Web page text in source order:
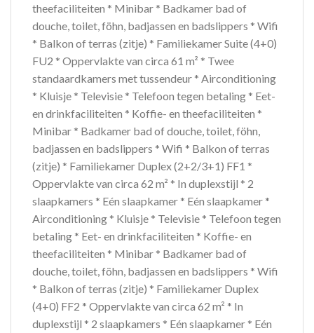
theefaciliteiten * Minibar * Badkamer bad of
douche, toilet, föhn, badjassen en badslippers * Wifi
* Balkon of terras (zitje) * Familiekamer Suite (4+0)
FU2 * Oppervlakte van circa 61 m² * Twee
standaardkamers met tussendeur * Airconditioning
* Kluisje * Televisie * Telefoon tegen betaling * Eet-
en drinkfaciliteiten * Koffie- en theefaciliteiten *
Minibar * Badkamer bad of douche, toilet, föhn,
badjassen en badslippers * Wifi * Balkon of terras
(zitje) * Familiekamer Duplex (2+2/3+1) FF1 *
Oppervlakte van circa 62 m² * In duplexstijl * 2
slaapkamers * Eén slaapkamer * Eén slaapkamer *
Airconditioning * Kluisje * Televisie * Telefoon tegen
betaling * Eet- en drinkfaciliteiten * Koffie- en
theefaciliteiten * Minibar * Badkamer bad of
douche, toilet, föhn, badjassen en badslippers * Wifi
* Balkon of terras (zitje) * Familiekamer Duplex
(4+0) FF2 * Oppervlakte van circa 62 m² * In
duplexstijl * 2 slaapkamers * Eén slaapkamer * Eén